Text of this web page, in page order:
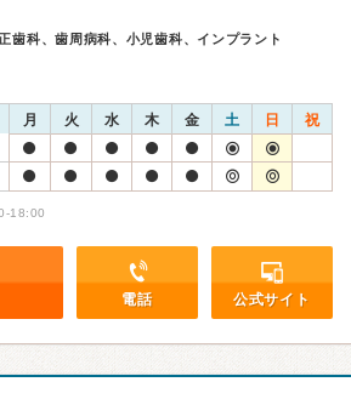
歯科、歯周病科、小児歯科、インプラント
月 火 水 木 金 土 日 祝
18:00
電話 公式サイト